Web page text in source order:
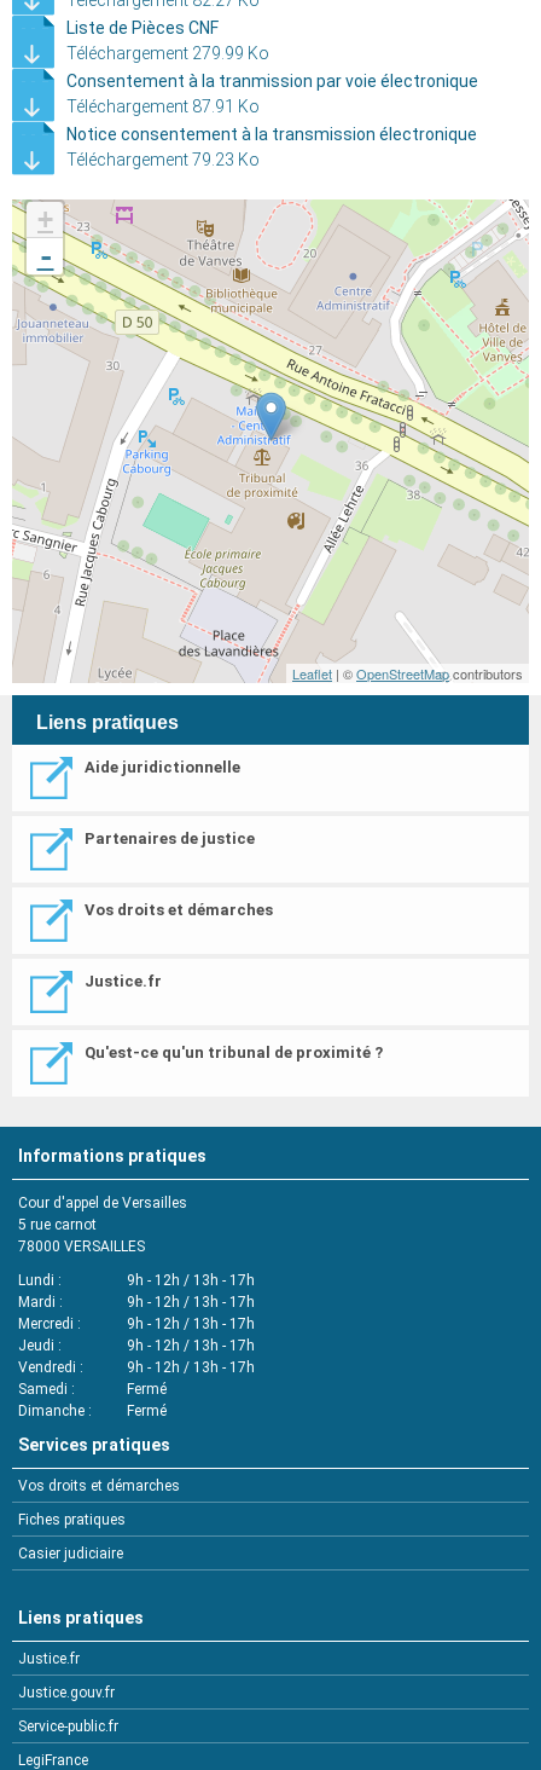
Liste de Pièces CNF
Téléchargement 279.99 Ko
Consentement à la tranmission par voie électronique
Téléchargement 87.91 Ko
Notice consentement à la transmission électronique
Téléchargement 79.23 Ko
+
-
Leaflet | ©OpenStreetMapcontributors
Liens pratiques
Aide juridictionnelle
Partenaires de justice
Vos droits et démarches
Justice.fr
Qu'est-ce qu'un tribunal de proximité ?
Informations pratiques
Cour d'appel de Versailles
5 rue carnot
78000 VERSAILLES
Lundi
9h - 12h / 13h - 17h
Mardi
9h - 12h / 13h - 17h
Mercredi
9h - 12h / 13h - 17h
Jeudi
9h - 12h / 13h - 17h
Vendredi
9h - 12h / 13h - 17h
Samedi
Fermé
Dimanche
Fermé
Services pratiques
Vos droits et démarches
Fiches pratiques
Casier judiciaire
Liens pratiques
Justice.fr
Justice.gouv.fr
Service-public.fr
LegiFrance